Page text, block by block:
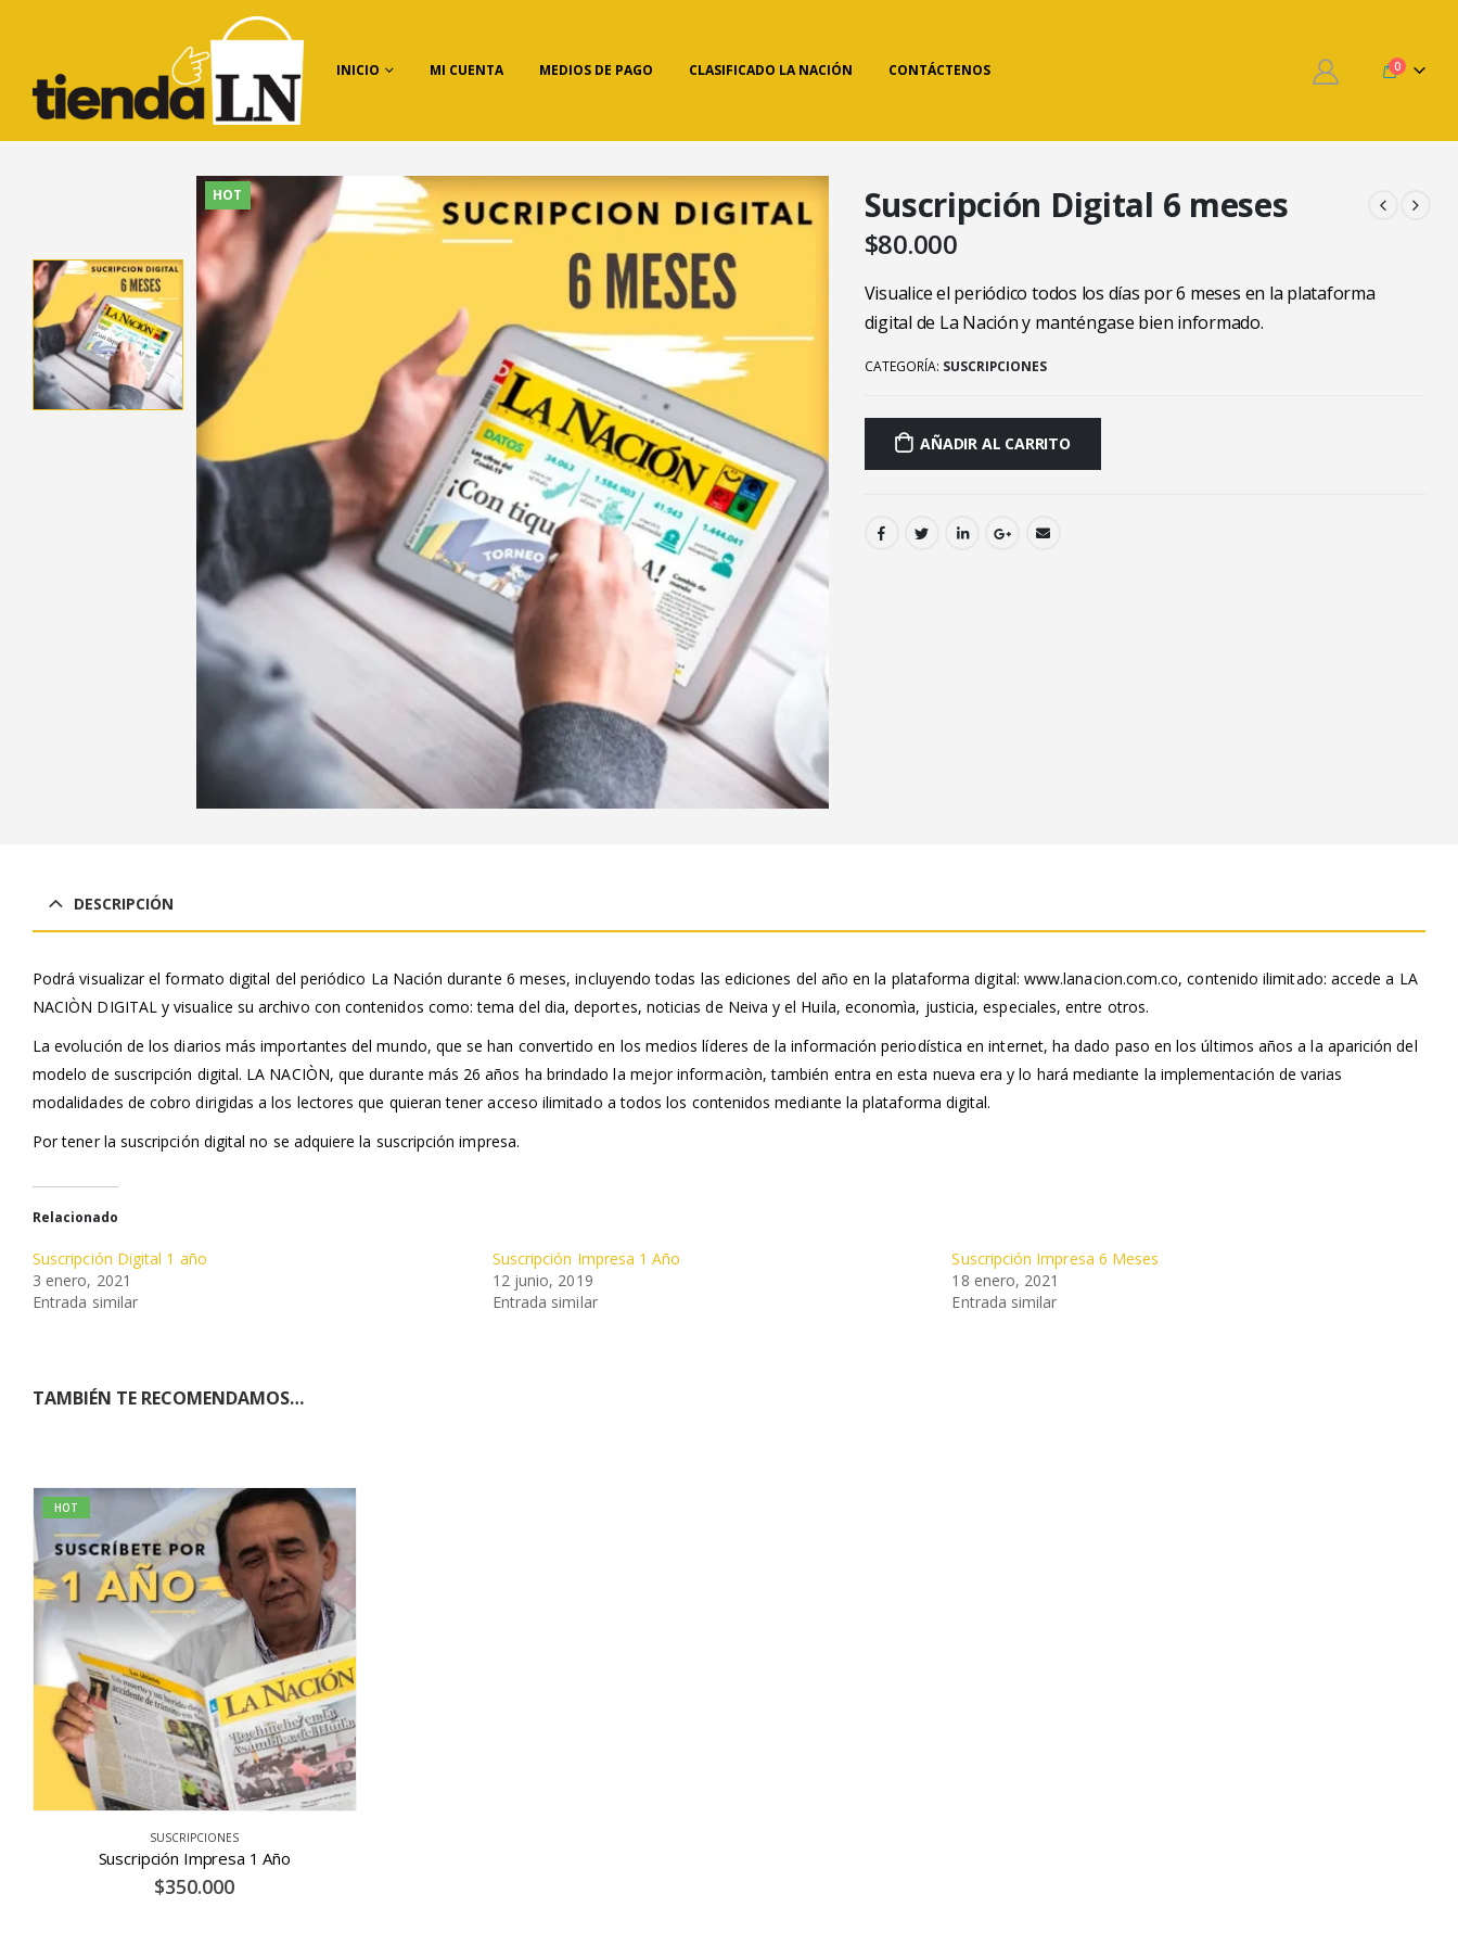
INICIO MI CUENTA MEDIOS DE PAGO CLASIFICADO LA NACIÓN CONTÁCTENOS 0
Suscripción Digital 6 meses
HOT Suscripción Digital 6 meses
$80.000
Visualice el periódico todos los días por 6 meses en la plataforma
digital de La Nación y manténgase bien informado.
CATEGORÍA: SUSCRIPCIONES
AÑADIR AL CARRITO
DESCRIPCIÓN
Podrá visualizar el formato digital del periódico La Nación durante 6 meses, incluyendo todas las ediciones del año en la plataforma digital: www.lanacion.com.co, contenido ilimitado: accede a LA
NACIÒN DIGITAL y visualice su archivo con contenidos como: tema del dia, deportes, noticias de Neiva y el Huila, economìa, justicia, especiales, entre otros.
La evolución de los diarios más importantes del mundo, que se han convertido en los medios líderes de la información periodística en internet, ha dado paso en los últimos años a la aparición del
modelo de suscripción digital. LA NACIÒN, que durante más 26 años ha brindado la mejor informaciòn, también entra en esta nueva era y lo hará mediante la implementación de varias
modalidades de cobro dirigidas a los lectores que quieran tener acceso ilimitado a todos los contenidos mediante la plataforma digital.
Por tener la suscripción digital no se adquiere la suscripción impresa.
Relacionado
Suscripción Digital 1 año
3 enero, 2021
Entrada similar
Suscripción Impresa 1 Año
12 junio, 2019
Entrada similar
Suscripción Impresa 6 Meses
18 enero, 2021
Entrada similar
TAMBIÉN TE RECOMENDAMOS…
HOT
SUSCRIPCIONES
Suscripción Impresa 1 Año
$350.000